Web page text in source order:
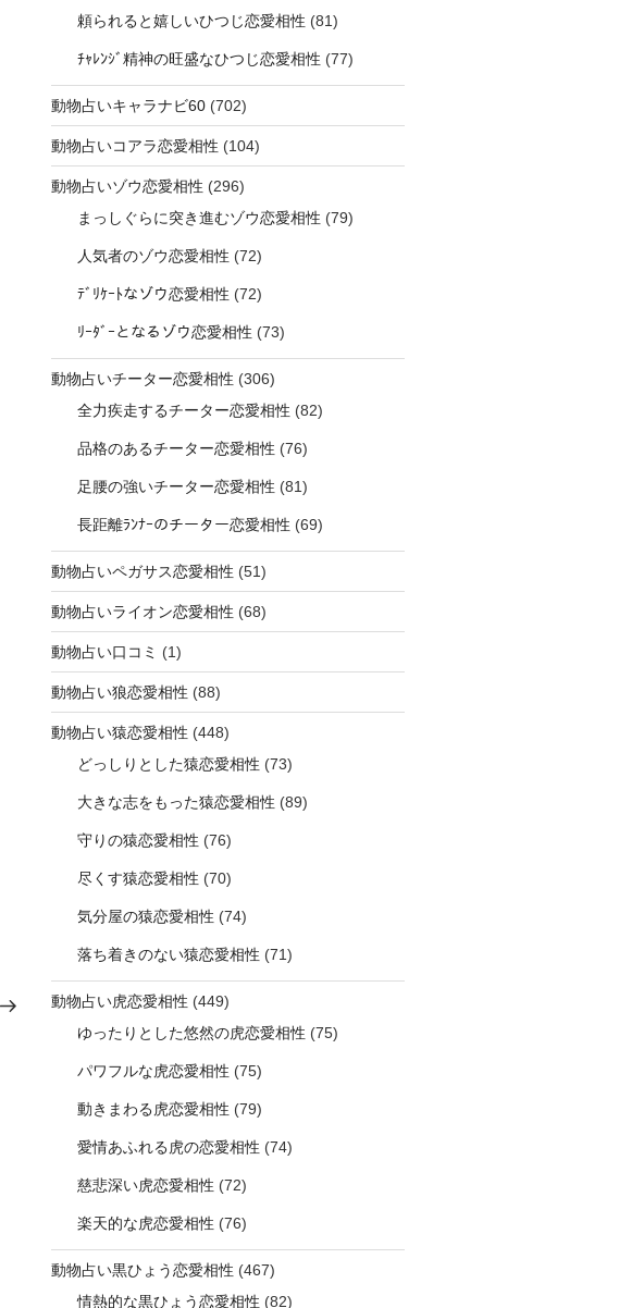
頼られると嬉しいひつじ恋愛相性 (81)
ﾁｬﾚﾝｼﾞ精神の旺盛なひつじ恋愛相性 (77)
動物占いキャラナビ60(702)
動物占いコアラ恋愛相性 (104)
動物占いゾウ恋愛相性 (296)
まっしぐらに突き進むゾウ恋愛相性 (79)
人気者のゾウ恋愛相性 (72)
ﾃﾞﾘｹｰﾄなゾウ恋愛相性 (72)
ﾘｰﾀﾞｰとなるゾウ恋愛相性 (73)
動物占いチーター恋愛相性 (306)
全力疾走するチーター恋愛相性 (82)
品格のあるチーター恋愛相性 (76)
足腰の強いチーター恋愛相性 (81)
長距離ﾗﾝﾅｰのチーター恋愛相性 (69)
動物占いペガサス恋愛相性 (51)
動物占いライオン恋愛相性 (68)
動物占い口コミ (1)
動物占い狼恋愛相性 (88)
動物占い猿恋愛相性 (448)
どっしりとした猿恋愛相性 (73)
大きな志をもった猿恋愛相性 (89)
守りの猿恋愛相性 (76)
尽くす猿恋愛相性 (70)
気分屋の猿恋愛相性 (74)
落ち着きのない猿恋愛相性 (71)
動物占い虎恋愛相性 (449)
ゆったりとした悠然の虎恋愛相性 (75)
パワフルな虎恋愛相性 (75)
動きまわる虎恋愛相性 (79)
愛情あふれる虎の恋愛相性 (74)
慈悲深い虎恋愛相性 (72)
楽天的な虎恋愛相性 (76)
動物占い黒ひょう恋愛相性 (467)
情熱的な黒ひょう恋愛相性 (82)